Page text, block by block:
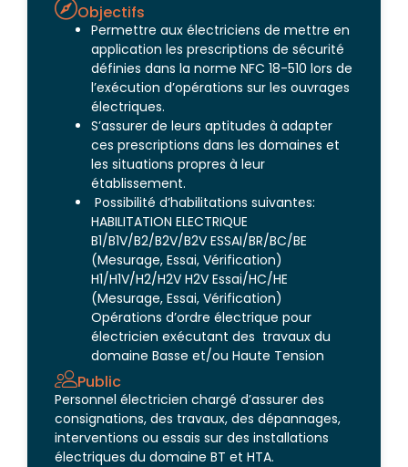
Objectifs
Permettre aux électriciens de mettre en
application les prescriptions de sécurité
définies dans la norme NFC 18-510 lors de
l’exécution d’opérations sur les ouvrages
électriques.
S’assurer de leurs aptitudes à adapter
ces prescriptions dans les domaines et
les situations propres à leur
établissement.
Possibilité d’habilitations suivantes:
HABILITATION ELECTRIQUE
B1/B1V/B2/B2V/B2V ESSAI/BR/BC/BE
(Mesurage, Essai, Vérification)
H1/H1V/H2/H2V H2V Essai/HC/HE
(Mesurage, Essai, Vérification)
Opérations d’ordre électrique pour
électricien exécutant des travaux du
domaine Basse et/ou Haute Tension
Public
Personnel électricien chargé d’assurer des
consignations, des travaux, des dépannages,
interventions ou essais sur des installations
électriques du domaine BT et HTA.